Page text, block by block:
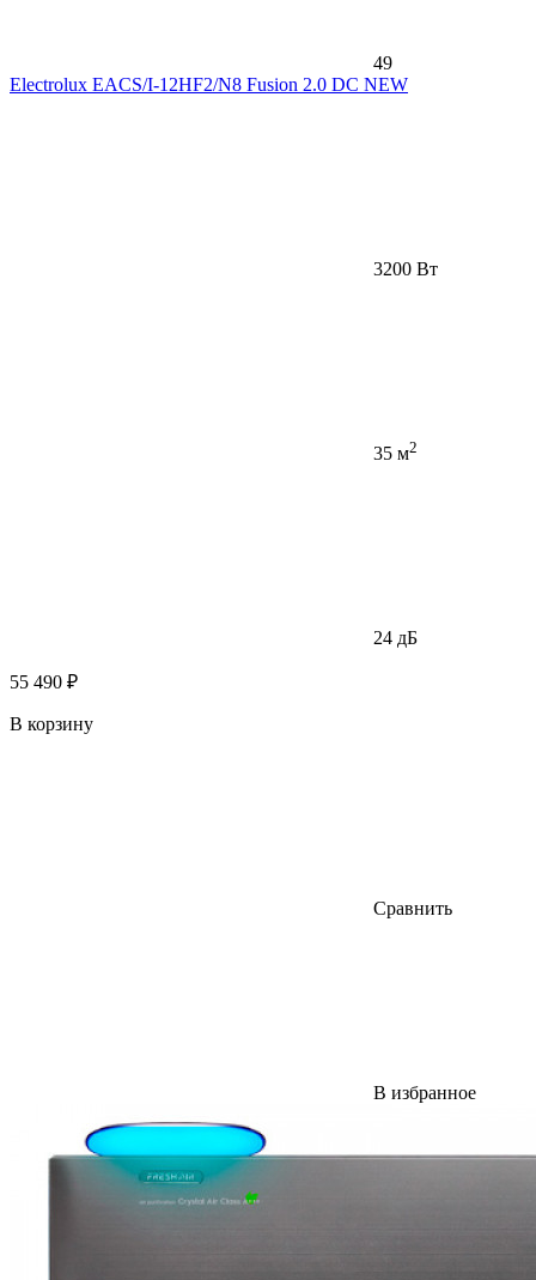
49
Electrolux EACS/I-12HF2/N8 Fusion 2.0 DC NEW
3200 Вт
35 м2
24 дБ
55 490 ₽
В корзину
Сравнить
В избранное